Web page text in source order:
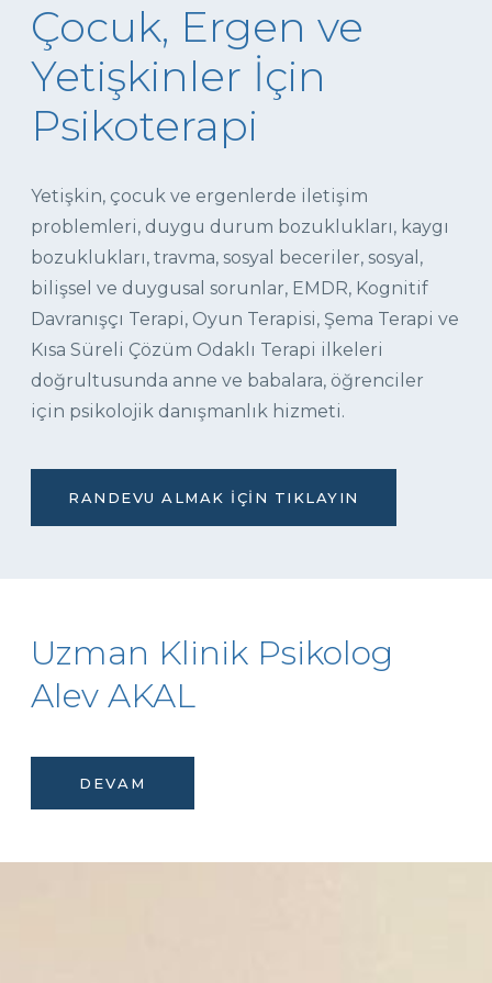
Çocuk, Ergen ve
Yetişkinler İçin
Psikoterapi
Yetişkin, çocuk ve ergenlerde iletişim
problemleri, duygu durum bozuklukları, kaygı
bozuklukları, travma, sosyal beceriler, sosyal,
bilişsel ve duygusal sorunlar, EMDR, Kognitif
Davranışçı Terapi, Oyun Terapisi, Şema Terapi ve
Kısa Süreli Çözüm Odaklı Terapi ilkeleri
doğrultusunda anne ve babalara, öğrenciler
için psikolojik danışmanlık hizmeti.
RANDEVU ALMAK İÇIN TIKLAYIN
Uzman Klinik Psikolog
Alev AKAL
DEVAM